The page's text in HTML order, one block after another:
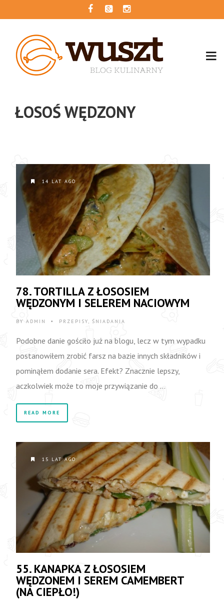
ŁOSOŚ WĘDZONY
14 LAT AGO
78. TORTILLA Z ŁOSOSIEM
WĘDZONYM I SELEREM NACIOWYM
BY ADMIN • PRZEPISY, ŚNIADANIA
Podobne danie gościło już na blogu, lecz w tym wypadku
postanowiłem zrobić farsz na bazie innych składników i
pominąłem dodanie sera. Efekt? Znacznie lepszy,
aczkolwiek może to moje przywiązanie do …
READ MORE
15 LAT AGO
55. KANAPKA Z ŁOSOSIEM
WĘDZONEM I SEREM CAMEMBERT
(NA CIEPŁO!)